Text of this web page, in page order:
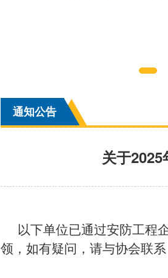
通知公告
关于
以下单位已通过安防工程
领，如有疑问，请与协会联系